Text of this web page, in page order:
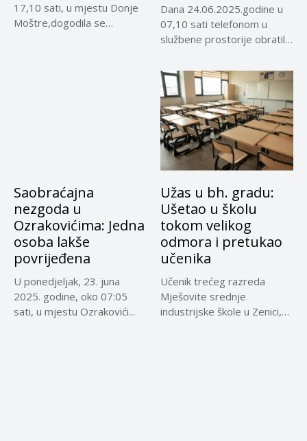
17,10 sati, u mjestu Donje
Moštre,dogodila se
Dana 24.06.2025.godine u
07,10 sati telefonom u
službene prostorije obratila
Saobraćajna
nezgoda u
Ozrakovićima: Jedna
osoba lakše
povrijeđena
U ponedjeljak, 23. juna
2025. godine, oko 07:05
sati, u mjestu Ozrakovići...
Užas u bh. gradu:
Ušetao u školu
tokom velikog
odmora i pretukao
učenika
Učenik trećeg razreda
Mješovite srednje
industrijske škole u Zenici,